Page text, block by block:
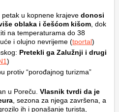
u kopnene krajeve donosi
oblaka i češćom kišom , dok
na temperaturama do 38
i olujno nevrijeme (tportal)
Pretekli ga Zalužnji i drugi
)
protiv “porođajnog turizma”
u Poreču. Vlasnik tvrdi da je
, sezona za njega završena, a
ih i ponašanje turista,